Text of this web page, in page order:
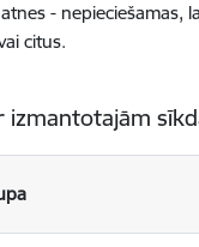
- nepieciešamas,
citus.
izmantotajām